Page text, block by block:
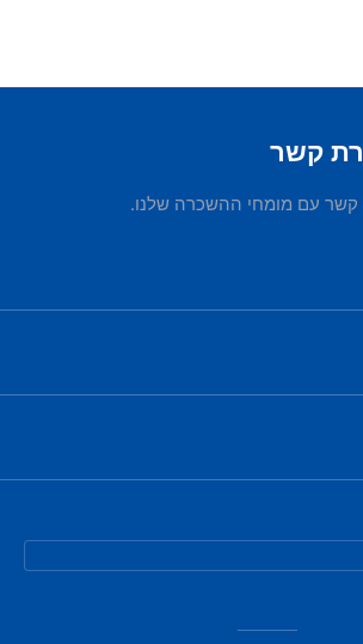
קשר
קשר עם מומחי ההשכרה שלנו.